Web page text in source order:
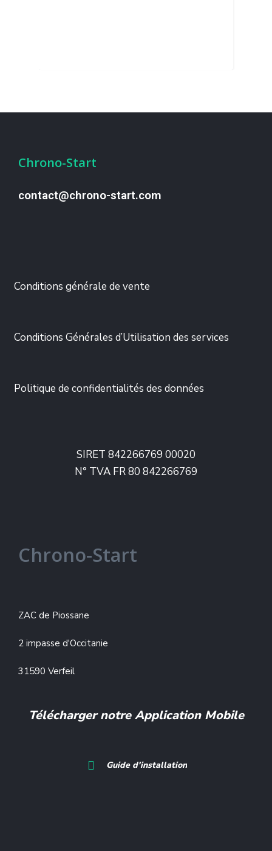
Chrono-Start
contact@chrono-start.com
Conditions générale de vente
Conditions Générales d’Utilisation des services
Politique de confidentialités des données
SIRET 842266769 00020
N° TVA FR 80 842266769
Chrono-Start
ZAC de Piossane
2 impasse d'Occitanie
31590 Verfeil
Télécharger notre Application Mobile
Guide d'installation